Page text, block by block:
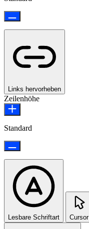
Links hervorheben
Zeilenhöhe
Standard
Lesbare Schriftart Cursor